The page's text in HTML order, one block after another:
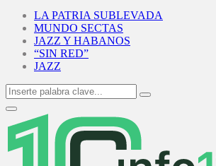
LA PATRIA SUBLEVADA
MUNDO SECTAS
JAZZ Y HABANOS
“SIN RED”
JAZZ
Search
for:
Search
Primary
Menu